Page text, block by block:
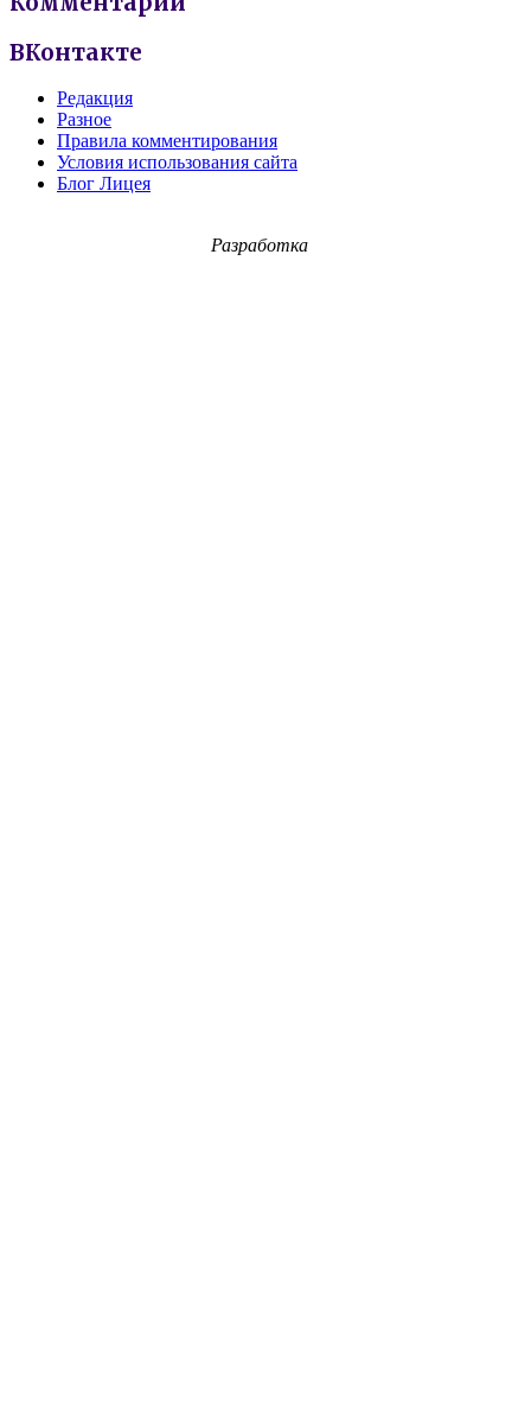
ВКонтакте
Редакция
Разное
Правила комментирования
Условия использования сайта
Блог Лицея
Разработка